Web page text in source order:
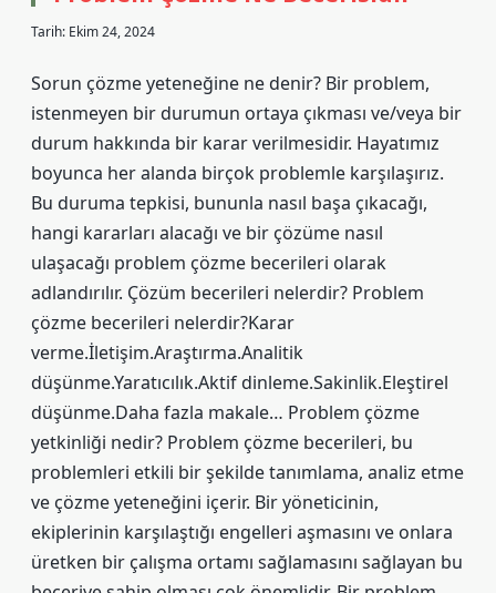
Tarih: Ekim 24, 2024
Sorun çözme yeteneğine ne denir? Bir problem,
istenmeyen bir durumun ortaya çıkması ve/veya bir
durum hakkında bir karar verilmesidir. Hayatımız
boyunca her alanda birçok problemle karşılaşırız.
Bu duruma tepkisi, bununla nasıl başa çıkacağı,
hangi kararları alacağı ve bir çözüme nasıl
ulaşacağı problem çözme becerileri olarak
adlandırılır. Çözüm becerileri nelerdir? Problem
çözme becerileri nelerdir?Karar
verme.İletişim.Araştırma.Analitik
düşünme.Yaratıcılık.Aktif dinleme.Sakinlik.Eleştirel
düşünme.Daha fazla makale… Problem çözme
yetkinliği nedir? Problem çözme becerileri, bu
problemleri etkili bir şekilde tanımlama, analiz etme
ve çözme yeteneğini içerir. Bir yöneticinin,
ekiplerinin karşılaştığı engelleri aşmasını ve onlara
üretken bir çalışma ortamı sağlamasını sağlayan bu